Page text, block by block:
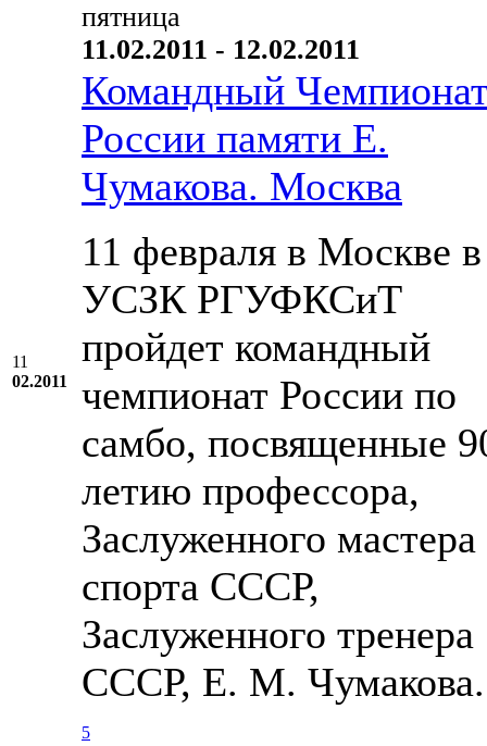
11
02.2011
пятница
11.02.2011 - 12.02.2011
Командный
России памяти Е.
Чумакова. Москва
11 февраля в Москве в
УСЗК РГУФКСиТ
пройдет командный
чемпионат России по
самбо, посвященные
летию профессора,
Заслуженного мастера
спорта СССР,
Заслуженного тренера
СССР, Е. М. Чумакова.
5